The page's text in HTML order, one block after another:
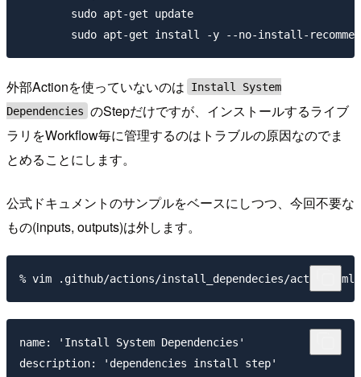
        sudo apt-get update
外部Actionを使っていないのは
Install System
Dependencies のStepだけですが、インストールするライブ
ラリをWorkflow毎に管理するのはトラブルの原因なのでま
とめることにします。
公式ドキュメントのサンプルをベースにしつつ、今回不要な
もの(inputs, outputs)は外します。
% vim .github/actions/install_dependecies/action.yml
name: 'Install System Dependencies'
description: 'dependencies install step'